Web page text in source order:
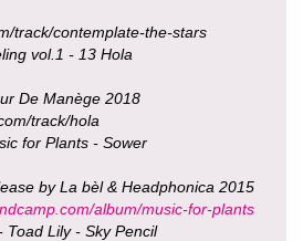
track/contemplate-the-stars
vol.1 - 13 Hola
De Manège 2018
track/hola
for Plants - Sower
by La bèl & Headphonica 2015
album/music-for-plants
Toad Lily - Sky Pencil